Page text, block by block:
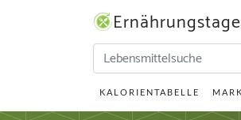
KALORIENTABELLE